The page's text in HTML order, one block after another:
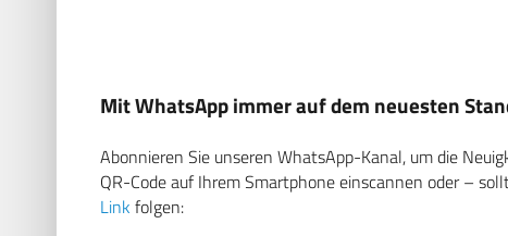
Mit WhatsApp immer auf dem neuesten
Abonnieren Sie unseren WhatsApp-Kanal, um die
QR-Code auf Ihrem Smartphone einscannen oder –
Link folgen: